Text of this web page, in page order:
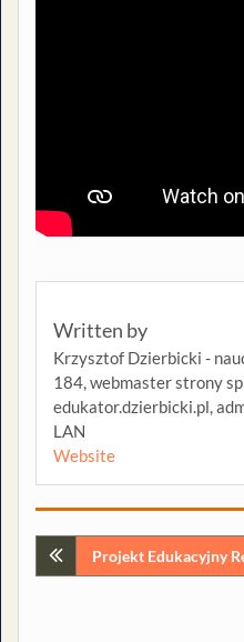
Written by
Krzysztof Dzierbicki -
184, webmaster strony
edukator.dzierbicki.pl,
LAN
Website
Nawigacja
Projekt Edukacyjny